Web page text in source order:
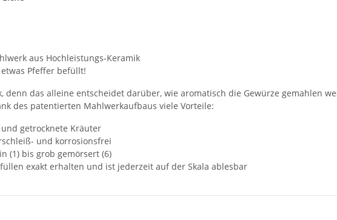
aus Hochleistungs-Keramik
Pfeffer befüllt!
das alleine entscheidet darüber, wie aromatisch die Gewürze gemahlen
des patentierten Mahlwerkaufbaus viele Vorteile:
getrocknete Kräuter
und korrosionsfrei
(1) bis grob gemörsert (6)
exakt erhalten und ist jederzeit auf der Skala ablesbar